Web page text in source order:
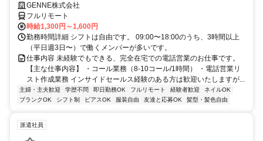
GENNE株式会社
フルリモート
時給1,300円～1,600円
勤務時間詳細 シフトは自由です。 09:00〜18:00のうち、3時間以上
（平日週3日〜）で働くメンバーが多いです。
仕事内容 未経験でもできる、完全在宅での電話営業のお仕事です。
【主な仕事内容】 ・コール業務（8-10コール/1時間） ・電話営業リ
スト作成業務 インサイドセールス経験のある方は歓迎いたしますが...
主婦・主夫歓迎 学歴不問 即日勤務OK フルリモート 経験者歓迎
ネイルOK
ブランクOK
シフト制 ピアスOK 服装自由 友達と応募OK 髪型・髪色自由
派遣社員